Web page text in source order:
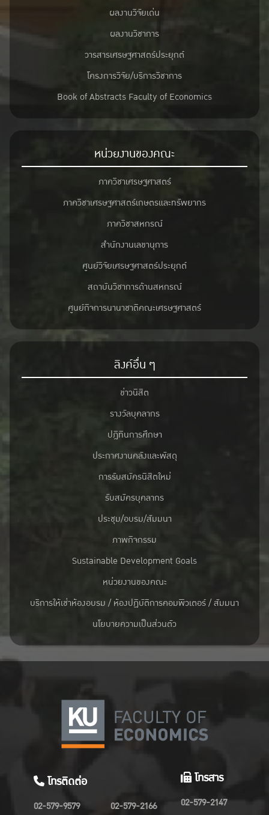
ผลงานวิจัยเด่น
ผลงานวิชาการ
วารสารเศรษฐศาสตร์ประยุกต์
โครงการวิจัย/บริการวิชาการ
Book of Abstracts Faculty of Economics
หน่วยงานของคณะ
ภาควิชาเศรษฐศาสตร์
ภาควิชาเศรษฐศาสตร์เกษตรและทรัพยากร
ภาควิชาสหกรณ์
สำนักงานเลขานุการ
ศูนย์วิจัยเศรษฐศาสตร์ประยุกต์
สถาบันวิชาการด้านสหกรณ์
ศูนย์กิจการนานาชาติคณะเศรษฐศาสตร์
ลิงค์อื่น ๆ
ข่าวนิสิต
รางวัลบุคลากร
ปฎิทินการศึกษา
ประกาศงานคลังและพัสดุ
การรับสมัครนิสิตใหม่
รับสมัครบุคลากร
ประชุม/อบรม/สัมมนา
ภาพกิจกรรม
Sustainable Development Goals
หน่วยงานของคณะ
บริการให้เช่าห้องอบรม / ห้องปฏิบัติการคอมพิวเตอร์ / สัมมนา
นโยบายความเป็นส่วนตัว
โทรติดต่อ
02-579-9579 02-579-2166
โทรสาร
02-579-2147